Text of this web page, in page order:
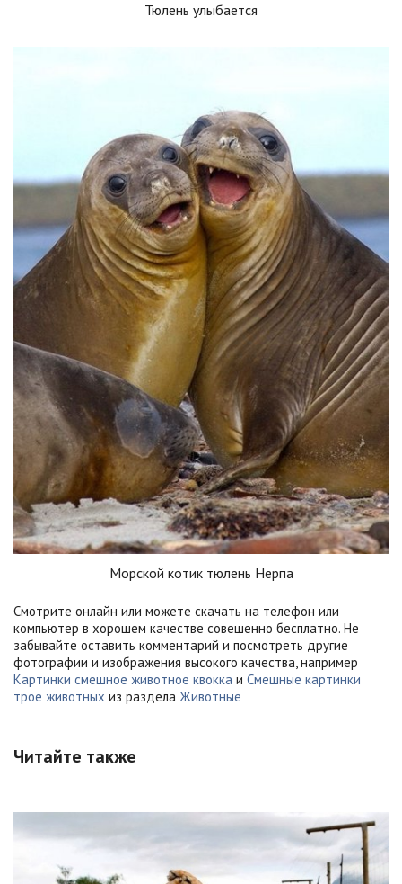
Тюлень улыбается
Морской котик тюлень Нерпа
Смотрите онлайн или можете скачать на телефон или
компьютер в хорошем качестве совешенно бесплатно. Не
забывайте оставить комментарий и посмотреть другие
фотографии и изображения высокого качества, например
Картинки смешное животное квокка и Смешные картинки
трое животных из раздела Животные
Читайте также